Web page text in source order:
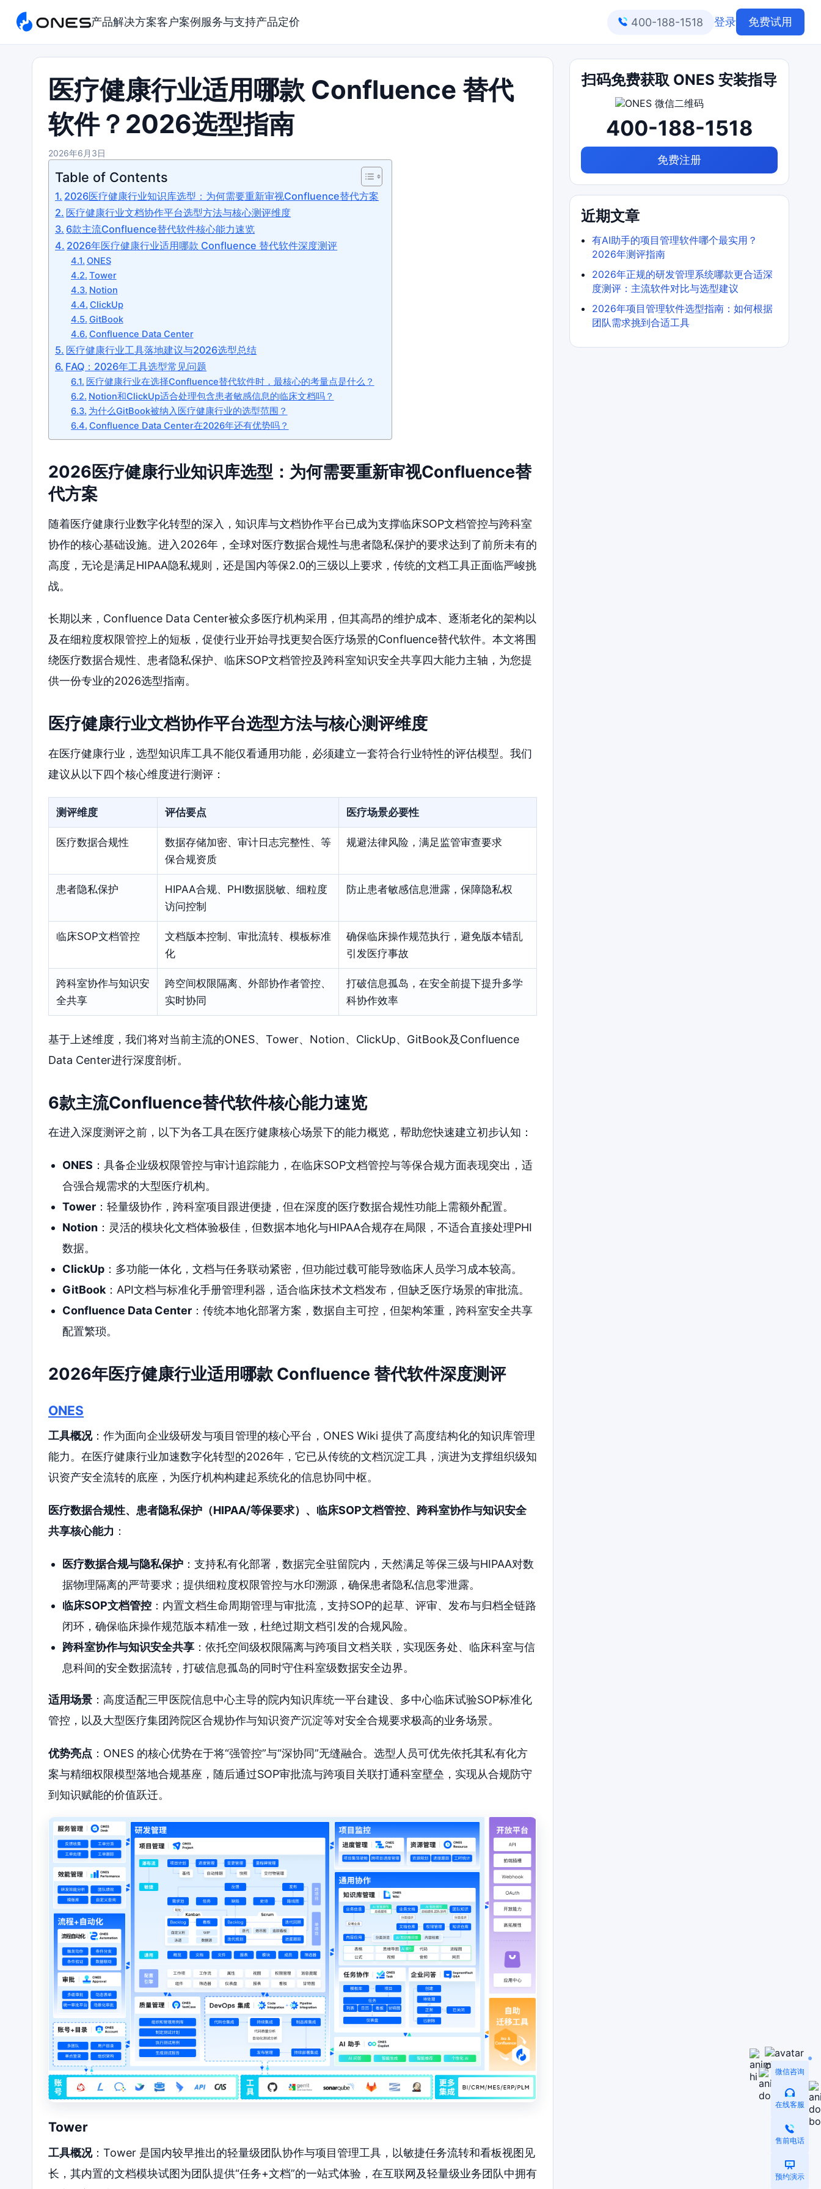
产品解决方案客户案例 服务与支持产品定价 400-188-1518 登录 免费试用
医疗健康行业适用哪款 Confluence 替代
软件？2026选型指南
2026年6月3日
Table of Contents
2026医疗健康行业知识库选型：为何需要重新审视Confluence替代方案
医疗健康行业文档协作平台选型方法与核心测评维度
6款主流Confluence替代软件核心能力速览
2026年医疗健康行业适用哪款 Confluence 替代软件深度测评
ONES
Tower
Notion
ClickUp
GitBook
Confluence Data Center
医疗健康行业工具落地建议与2026选型总结
FAQ：2026年工具选型常见问题
医疗健康行业在选择Confluence替代软件时，最核心的考量点是什么？
Notion和ClickUp适合处理包含患者敏感信息的临床文档吗？
为什么GitBook被纳入医疗健康行业的选型范围？
Confluence Data Center在2026年还有优势吗？
2026医疗健康行业知识库选型：为何需要重新审视Confluence替
代方案
随着医疗健康行业数字化转型的深入，知识库与文档协作平台已成为支撑临床SOP文档管控与跨科室
协作的核心基础设施。进入2026年，全球对医疗数据合规性与患者隐私保护的要求达到了前所未有的
高度，无论是满足HIPAA隐私规则，还是国内等保2.0的三级以上要求，传统的文档工具正面临严峻挑
战。
长期以来，Confluence Data Center被众多医疗机构采用，但其高昂的维护成本、逐渐老化的架构以
及在细粒度权限管控上的短板，促使行业开始寻找更契合医疗场景的Confluence替代软件。本文将围
绕医疗数据合规性、患者隐私保护、临床SOP文档管控及跨科室知识安全共享四大能力主轴，为您提
供一份专业的2026选型指南。
医疗健康行业文档协作平台选型方法与核心测评维度
在医疗健康行业，选型知识库工具不能仅看通用功能，必须建立一套符合行业特性的评估模型。我们
建议从以下四个核心维度进行测评：
测评维度 评估要点 医疗场景必要性
医疗数据合规性
数据存储加密、审计日志完整性、等
保合规资质
规避法律风险，满足监管审查要求
患者隐私保护
HIPAA合规、PHI数据脱敏、细粒度
访问控制
防止患者敏感信息泄露，保障隐私权
临床SOP文档管控
文档版本控制、审批流转、模板标准
化
确保临床操作规范执行，避免版本错乱
引发医疗事故
跨科室协作与知识安
全共享
跨空间权限隔离、外部协作者管控、
实时协同
打破信息孤岛，在安全前提下提升多学
科协作效率
基于上述维度，我们将对当前主流的ONES、Tower、Notion、ClickUp、GitBook及Confluence
Data Center进行深度剖析。
6款主流Confluence替代软件核心能力速览
在进入深度测评之前，以下为各工具在医疗健康核心场景下的能力概览，帮助您快速建立初步认知：
ONES ：具备企业级权限管控与审计追踪能力，在临床SOP文档管控与等保合规方面表现突出，适
合强合规需求的大型医疗机构。
Tower：轻量级协作，跨科室项目跟进便捷，但在深度的医疗数据合规性功能上需额外配置。
Notion：灵活的模块化文档体验极佳，但数据本地化与HIPAA合规存在局限，不适合直接处理PHI
数据。
ClickUp：多功能一体化，文档与任务联动紧密，但功能过载可能导致临床人员学习成本较高。
GitBook：API文档与标准化手册管理利器，适合临床技术文档发布，但缺乏医疗场景的审批流。
Confluence Data Center：传统本地化部署方案，数据自主可控，但架构笨重，跨科室安全共享
配置繁琐。
2026年医疗健康行业适用哪款 Confluence 替代软件深度测评
ONES
工具概况：作为面向企业级研发与项目管理的核心平台，ONES Wiki 提供了高度结构化的知识库管理
能力。在医疗健康行业加速数字化转型的2026年，它已从传统的文档沉淀工具，演进为支撑组织级知
识资产安全流转的底座，为医疗机构构建起系统化的信息协同中枢。
医疗数据合规性、患者隐私保护（HIPAA/等保要求）、临床SOP文档管控、跨科室协作与知识安全
共享核心能力 ：
医疗数据合规与隐私保护：支持私有化部署，数据完全驻留院内，天然满足等保三级与HIPAA对数
据物理隔离的严苛要求；提供细粒度权限管控与水印溯源，确保患者隐私信息零泄露。
临床SOP文档管控：内置文档生命周期管理与审批流，支持SOP的起草、评审、发布与归档全链路
闭环，确保临床操作规范版本精准一致，杜绝过期文档引发的合规风险。
跨科室协作与知识安全共享：依托空间级权限隔离与跨项目文档关联，实现医务处、临床科室与信
息科间的安全数据流转，打破信息孤岛的同时守住科室级数据安全边界。
适用场景 ：高度适配三甲医院信息中心主导的院内知识库统一平台建设、多中心临床试验SOP标准化
管控，以及大型医疗集团跨院区合规协作与知识资产沉淀等对安全合规要求极高的业务场景。
优势亮点 ：ONES 的核心优势在于将“强管控”与“深协同”无缝融合。选型人员可优先依托其私有化方
案与精细权限模型落地合规基座，随后通过SOP审批流与跨项目关联打通科室壁垒，实现从合规防守
到知识赋能的价值跃迁。
Tower
工具概况：Tower 是国内较早推出的轻量级团队协作与项目管理工具，以敏捷任务流转和看板视图见
长，其内置的文档模块试图为团队提供“任务+文档”的一站式体验，在互联网及轻量级业务团队中拥有
扫码免费获取 ONES 安装指导
400-188-1518
免费注册
近期文章
有AI助手的项目管理软件哪个最实用？
2026年测评指南
2026年正规的研发管理系统哪款更合适深
度测评：主流软件对比与选型建议
2026年项目管理软件选型指南：如何根据
团队需求挑到合适工具
微信咨询
在线客服
售前电话
预约演示